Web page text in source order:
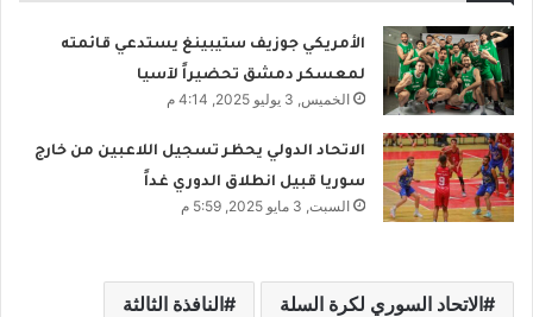
الأمريكي جوزيف ستيبينغ يستدعي قائمته
لمعسكر دمشق تحضيراً لآسيا
الخميس, 3 يوليو 2025, 4:14 م
الاتحاد الدولي يحظر تسجيل اللاعبين من خارج
سوريا قبيل انطلاق الدوري غداً
السبت, 3 مايو 2025, 5:59 م
الاتحاد السوري لكرة السلة النافذة الثالثة